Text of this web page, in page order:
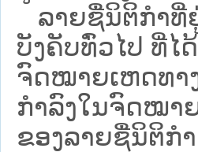
ລາຍຊື່ນິຕິກຳທີ່
ບັງຄັບທົ່ວໄປ ທີ່
ຈົດໝາຍເຫດທາ
ກຳລົງໃນຈົດໝາ
ຂອງລາຍຊື່ນິຕິກໍ